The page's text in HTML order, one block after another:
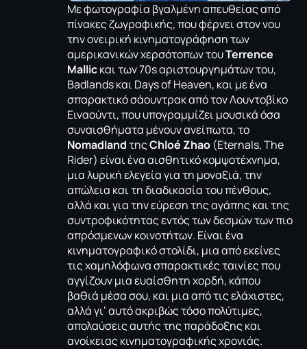
Με φωτογραφία βγαλμένη απευθείας από
πίνακες ζωγραφικής, που φέρνει στον νου
την ονειρική κινηματογράφηση των
αμερικανικών χερσότοπων τουTerrence
Mallicκαι των 70s αριστουργημάτων του,
Badlands και Days of Heaven, και με ένα
σπαρακτικό σάουντρακ από τον Λουντοβίκο
Ειναούντι, που υπογραμμίζει μουσικά όσα
συναισθήματα μένουν ανείπωτα, το
NomadlandτηςChloé Zhao (Eternals, The
Rider) είναι ένα αισθητικό κομψοτέχνημα,
μια λυρική ελεγεία για τη μοναξιά, την
απώλεια και τη διαδικασία του πένθους,
αλλά και για την εύρεση της αγάπης και της
συντροφικότητας εντός των δεσμών των πιο
απρόσμενων κοινοτήτων. Είναι ένα
κινηματογραφικό στολίδι, μια από εκείνες
τις χαμηλόφωνα σπαρακτικές ταινίες που
αγγίζουν μια ευαίσθητη χορδή, κάπου
βαθιά μέσα σου, και μια από τις ελάχιστες,
αλλά γι’ αυτό ακριβώς τόσο πολύτιμες,
απολαύσεις αυτής της παράδοξης και
ανοίκειας κινηματογραφικής χρονιάς.